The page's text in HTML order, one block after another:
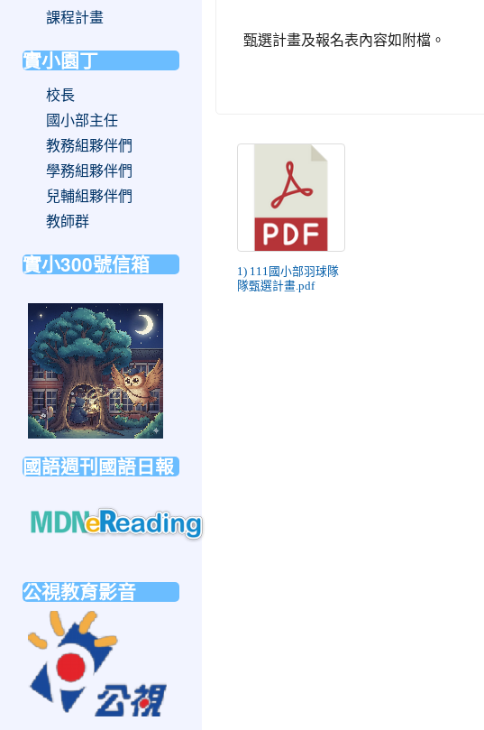
甄選計畫及報名表內容如附檔。
1) 111國小部羽球隊
隊甄選計畫.pdf
課程計畫
實小園丁
校長
國小部主任
教務組夥伴們
學務組夥伴們
兒輔組夥伴們
教師群
實小300號信箱
https://forms.gle/sb6qss7apF2uRjVc7
國語週刊國語日報
https://mdnereading.mdnkids.com
公視教育影音